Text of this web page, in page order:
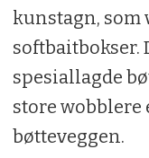
kunstagn, som
softbaitbokser.
spesiallagde
store wobblere
bøtteveggen.